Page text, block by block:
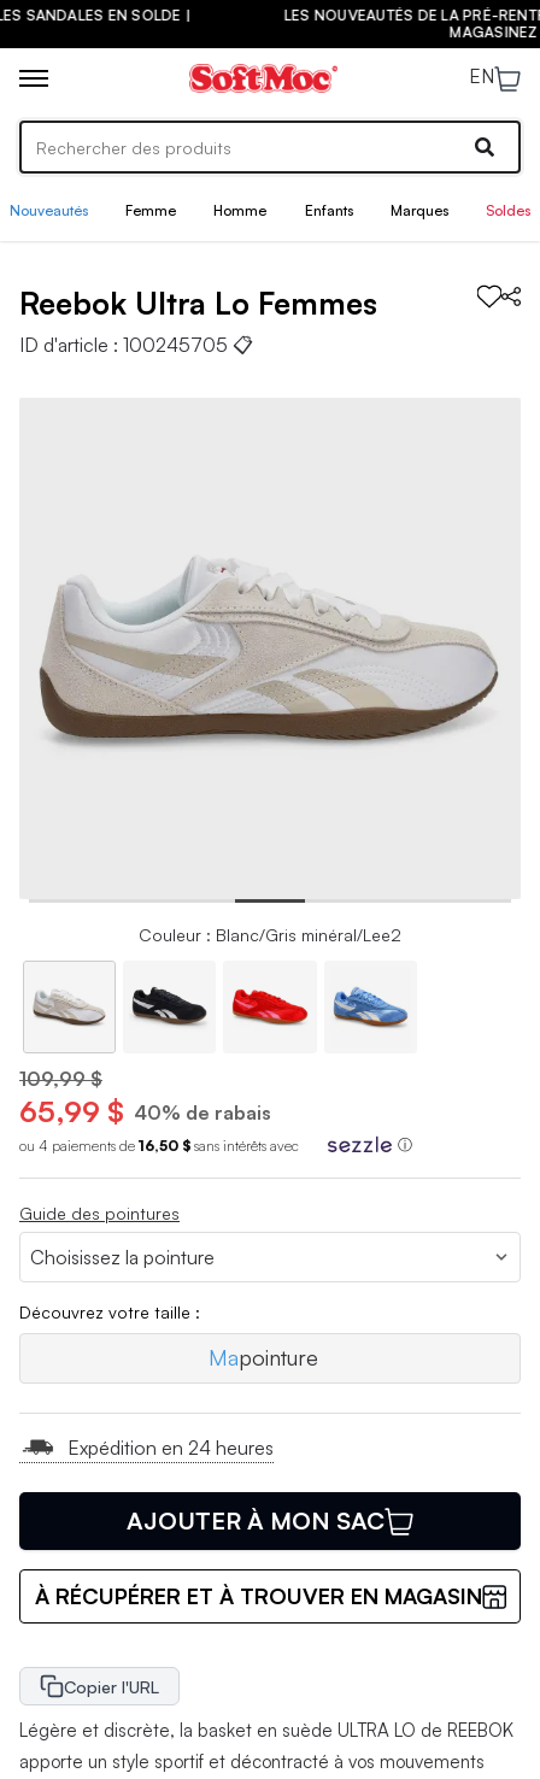
LES NOUVEAUTÉS DE LA PRÉ-RENTRÉE SONT ARRIVÉES ! |
EN
Nouveautés Femme Homme Enfants Marques Soldes
Reebok Ultra Lo Femmes
ID d'article : 100245705 📋
Couleur : Blanc/Gris minéral/Lee2
109,99 $
65,99 $ 40% de rabais
ou 4 paiements de 16,50 $ sans intérêts avec ⓘ
Guide des pointures
Découvrez votre taille :
Mapointure
Expédition en 24 heures
AJOUTER À MON SAC
À RÉCUPÉRER ET À TROUVER EN MAGASIN
Copier l'URL
Légère et discrète, la basket en suède ULTRA LO de REEBOK
apporte un style sportif et décontracté à vos mouvements